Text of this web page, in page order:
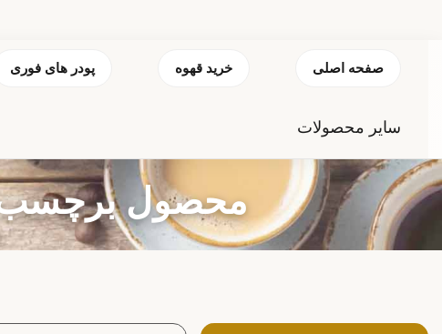
صفحه اصلی خرید قهوه پودر های فوری
سایر محصولات
محصول برچسب خورده